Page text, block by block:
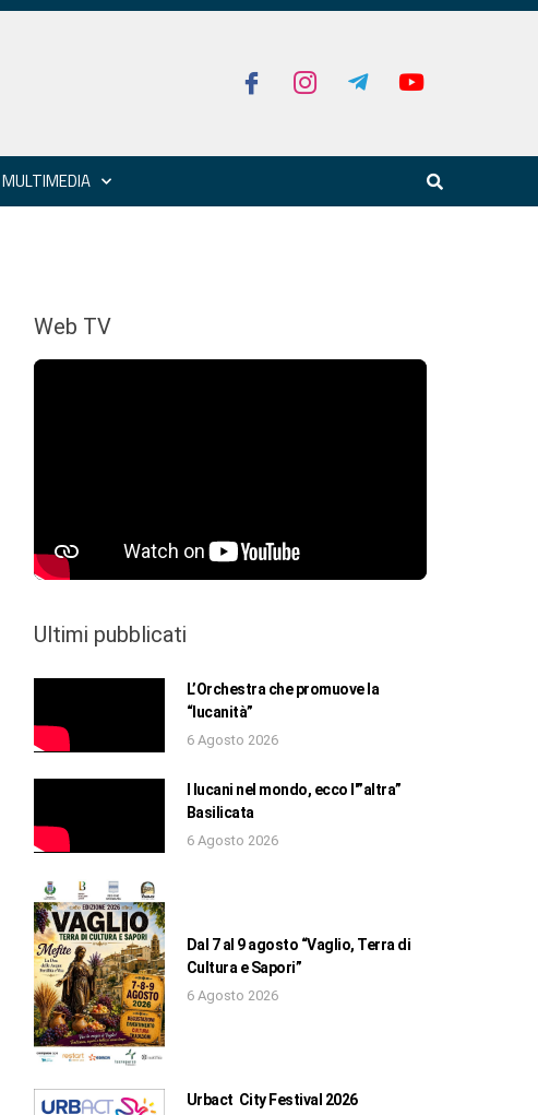
MULTIMEDIA
Web TV
Ultimi pubblicati
L’Orchestra che promuove la
“lucanità”
6 Agosto 2026
I lucani nel mondo, ecco l'”altra”
Basilicata
6 Agosto 2026
Dal 7 al 9 agosto “Vaglio, Terra di
Cultura e Sapori”
6 Agosto 2026
Urbact City Festival 2026